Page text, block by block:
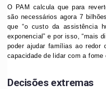
O PAM calcula que para
são necessários agora 7
que “o custo da assistência
exponencial” e por isso, “mais
poder ajudar famílias ao redor
capacidade de lidar com a fome
Decisões extremas